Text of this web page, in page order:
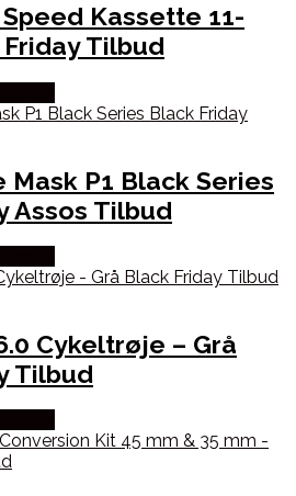
Kassette 11-
Tilbud
Mask P1 Black Series
Assos Tilbud
Cykeltrøje – Grå
Tilbud